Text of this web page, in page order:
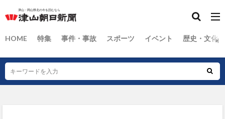
HOME 特集 事件・事故 スポーツ イベント 歴史・文化